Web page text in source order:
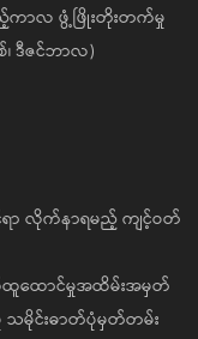
ကာလ ဖွံ့ဖြိုးတိုးတက်မှု
၊ ဒီဇင်ဘာလ)
ရာ လိုက်နာရမည့် ကျင့်ဝတ်
ထူထောင်မှုအထိမ်းအမှတ်
မှု သမိုင်းဓာတ်ပုံမှတ်တမ်း